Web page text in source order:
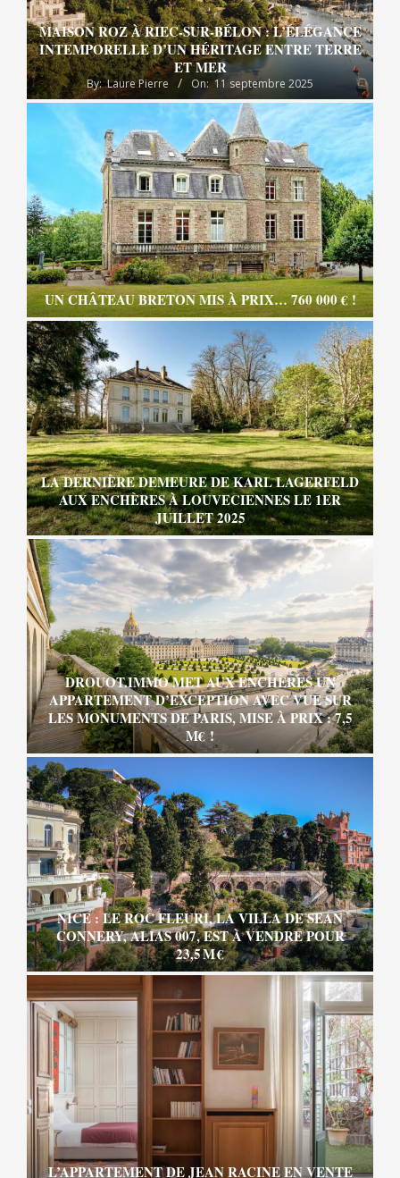
MAISON ROZ À RIEC-SUR-BÉLON : L’ÉLÉGANCE
INTEMPORELLE D’UN HÉRITAGE ENTRE TERRE
ET MER
By: Laure Pierre On: 11 septembre 2025
UN CHÂTEAU BRETON MIS À PRIX… 760 000 € !
LA DERNIÈRE DEMEURE DE KARL LAGERFELD
AUX ENCHÈRES À LOUVECIENNES LE 1ER
JUILLET 2025
DROUOT.IMMO MET AUX ENCHÈRES UN
APPARTEMENT D’EXCEPTION AVEC VUE SUR
LES MONUMENTS DE PARIS, MISE À PRIX : 7,5
M€ !
NICE : LE ROC FLEURI, LA VILLA DE SEAN
CONNERY, ALIAS 007, EST À VENDRE POUR
23,5 M €
L’APPARTEMENT DE JEAN RACINE EN VENTE